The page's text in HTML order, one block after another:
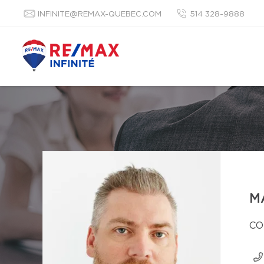
INFINITE@REMAX-QUEBEC.COM 514 328-9888